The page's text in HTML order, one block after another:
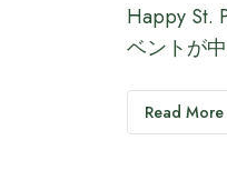
Happy St.
ベントが
Read More